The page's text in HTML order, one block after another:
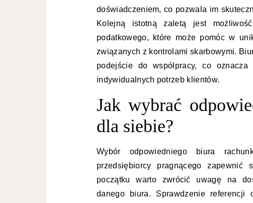
doświadczeniem, co pozwala im
Kolejną istotną zaletą jest
podatkowego, które może pomóc w
związanych z kontrolami skarbowymi.
podejście do współpracy, co
indywidualnych potrzeb klientów.
Jak wybrać
dla siebie?
Wybór odpowiedniego biura
przedsiębiorcy pragnącego zapewnić
początku warto zwrócić uwagę na
danego biura. Sprawdzenie